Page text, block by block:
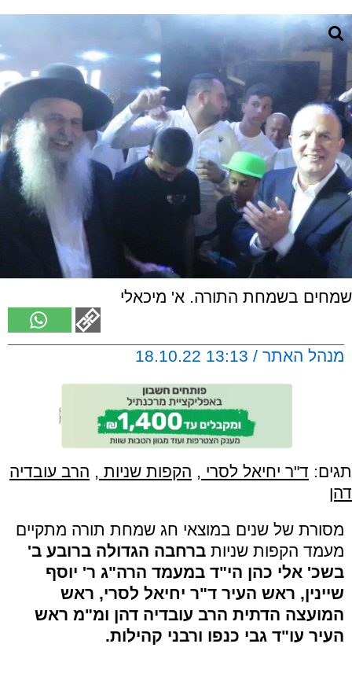
שמחים בשמחת התורה. א' מיכאלי
מנהל האתר / 13:13 18.10.22
תגים: ד"ר יחיאל לסרי , הקפות שניות , הרב עובדיה
דהן
מסורת של שנים במוצאי חג שמחת תורה מתקיים
מעמד הקפות שניות ברחבה הגדולה ברובע ב'
בשכ' אלי כהן הי"ד במעמד הרה"ג ר' יוסף
שיינין, ראש העיר ד"ר יחיאל לסרי, ראש
המועצה הדתית הרב עובדיה דהן ומ"מ ראש
העיר עו"ד גבי כנפו ורבני קהילות.